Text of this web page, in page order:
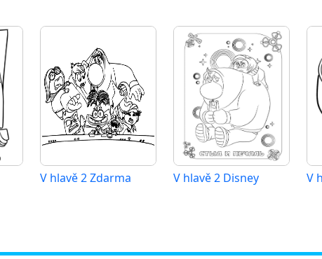
V hlavě 2 Zdarma V hlavě 2 Disney V